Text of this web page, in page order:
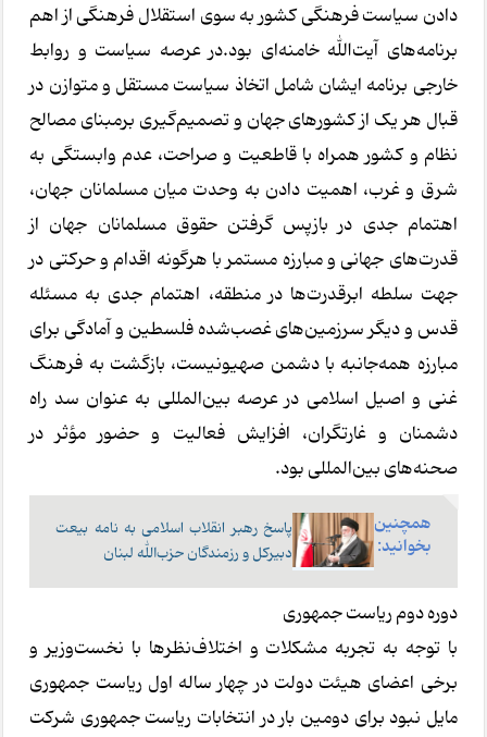
دادن سیاست فرهنگی کشور به سوی استقلال فرهنگی از اهم
برنامه‌های آیت‌الله خامنه‌ای بود.در عرصه سیاست و روابط
خارجی برنامه ایشان شامل اتخاذ سیاست مستقل و متوازن در
قبال هر یک از کشورهای جهان و تصمیم‌گیری برمبنای مصالح
نظام و کشور همراه با قاطعیت و صراحت، عدم وابستگی به
شرق و غرب، اهمیت دادن به وحدت میان مسلمانان جهان،
اهتمام جدی در بازپس گرفتن حقوق مسلمانان جهان از
قدرت‌های جهانی و مبارزه مستمر با هرگونه اقدام و حرکتی در
جهت سلطه ابرقدرت‌ها در منطقه، اهتمام جدی به مسئله
قدس و دیگر سرزمین‌های غصب‌شده فلسطین و آمادگی برای
مبارزه همه‌جانبه با دشمن صهیونیست، بازگشت به فرهنگ
غنی و اصیل اسلامی در عرصه بین‌المللی به عنوان سد راه
دشمنان و غارتگران، افزایش فعالیت و حضور مؤثر در
صحنه‌های بین‌المللی بود.
همچنین
بخوانید:
پاسخ رهبر انقلاب اسلامی به نامه بیعت
دبیرکل و رزمندگان حزب‌الله لبنان
دوره دوم ریاست جمهوری
با توجه به تجربه مشکلات و اختلاف‌نظرها با نخست‌وزیر و
برخی اعضای هیئت دولت در چهار ساله اول ریاست جمهوری
مایل نبود برای دومین بار در انتخابات ریاست جمهوری شرکت